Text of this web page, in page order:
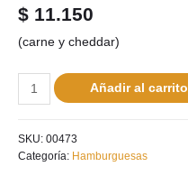
$ 11.150
(carne y cheddar)
Añadir al carrito
SKU: 00473
Categoría: Hamburguesas